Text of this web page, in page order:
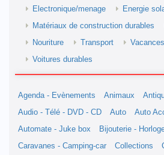
Electronique/menage
Energie
Matériaux de construction durables
Nouriture
Transport
Voitures durables
Agenda - Evènements Animaux
Audio - Télé - DVD - CD
Auto
Auto
Automate - Juke box
Bijouterie -
Caravanes - Camping-car
Collections